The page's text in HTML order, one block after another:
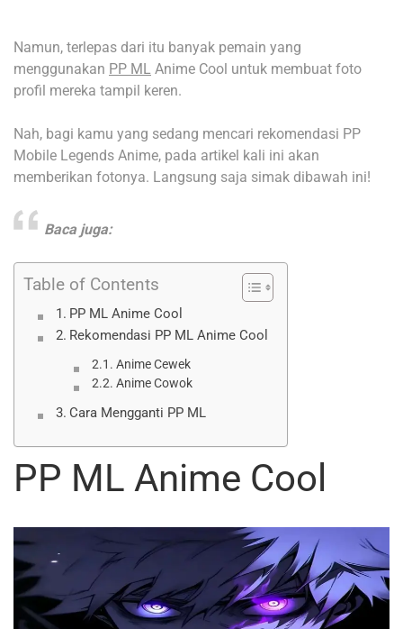
Namun, terlepas dari itu banyak pemain yang
menggunakan PP ML Anime Cool untuk membuat foto
profil mereka tampil keren.
Nah, bagi kamu yang sedang mencari rekomendasi PP
Mobile Legends Anime, pada artikel kali ini akan
memberikan fotonya. Langsung saja simak dibawah ini!
Baca juga:
Table of Contents
PP ML Anime Cool
Rekomendasi PP ML Anime Cool
Anime Cewek
Anime Cowok
Cara Mengganti PP ML
PP ML Anime Cool